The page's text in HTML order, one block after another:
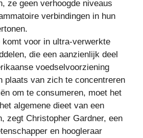
ze geen verhoogde niveaus
verbindingen in hun
komt voor in ultra-verwerkte
die een aanzienlijk deel
voedselvoorziening
plaats van zich te concentreren
om te consumeren, moet het
algemene dieet van een
zegt Christopher Gardner, een
en hoogleraar